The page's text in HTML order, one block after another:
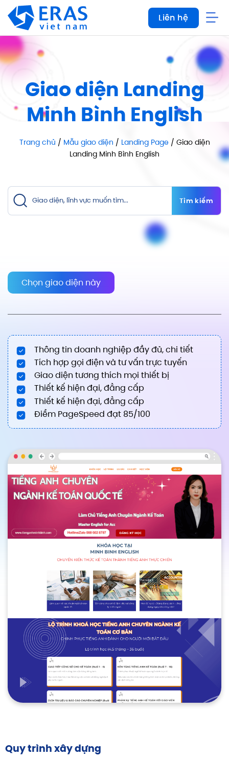
qua
dung
Liên hệ
Giao diện Landing
Minh Bình English
Trang chủ / Mẫu giao diện / Landing Page / Giao diện
Landing Minh Bình English
Tìm kiếm
Chọn giao diện này
Thông tin doanh nghiệp đầy đủ, chi tiết
Tích hợp gọi điện và tư vấn trực tuyến
Giao diện tương thích mọi thiết bị
Thiết kế hiện đại, đẳng cấp
Thiết kế hiện đại, đẳng cấp
Điểm PageSpeed đạt 85/100
Quy trình xây dựng